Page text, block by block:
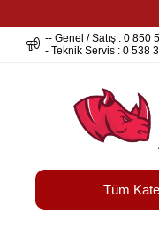
-- Genel / Satış : 0 850
- Teknik Servis : 0 538
Tüm